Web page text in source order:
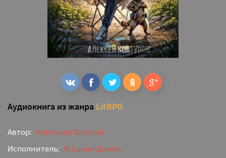
Аудиокнига из жанра LitRPG
Автор: Ковтунов Алексей
Исполнитель: Ягодкин Данил